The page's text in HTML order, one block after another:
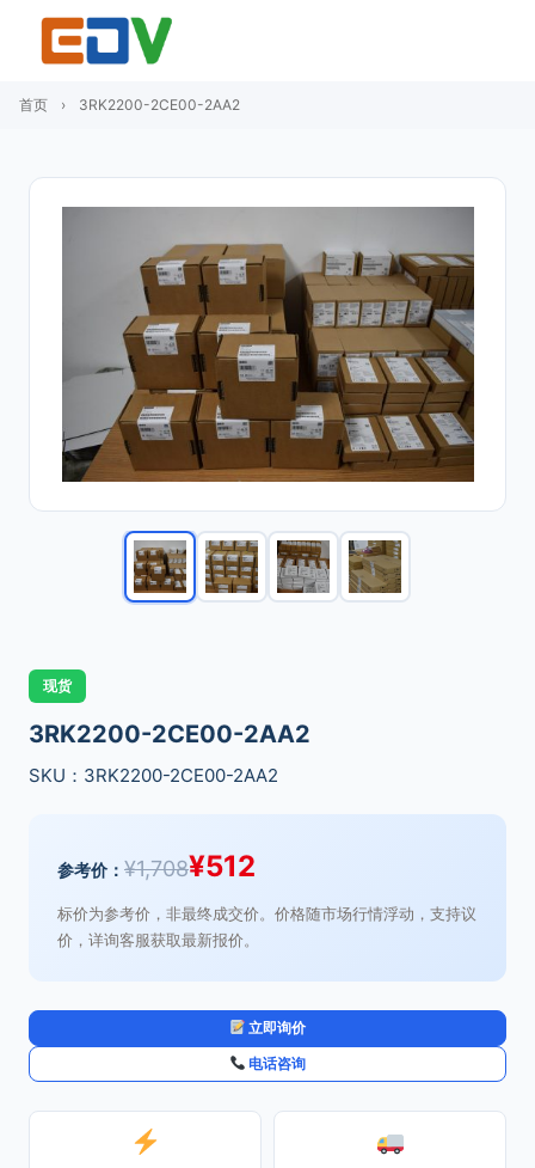
首页 › 3RK2200-2CE00-2AA2
现货
3RK2200-2CE00-2AA2
SKU：3RK2200-2CE00-2AA2
参考价： ¥1,708¥512
标价为参考价，非最终成交价。价格随市场行情浮动，支持议
价，详询客服获取最新报价。
立即询价
电话咨询